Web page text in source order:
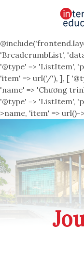
'BreadcrumbList',
'@type' => 'ListItem',
'item' => url('/'), ], [
'name' => 'Chương
'@type' => 'ListItem',
>name, 'item' =>